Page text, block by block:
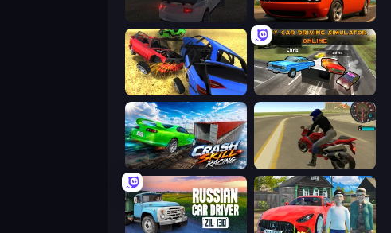
Drive Quest
Car Crash Simulator Royale City Car Driving Simulator: Online
Crash Skill Racing Moto Rider 3D